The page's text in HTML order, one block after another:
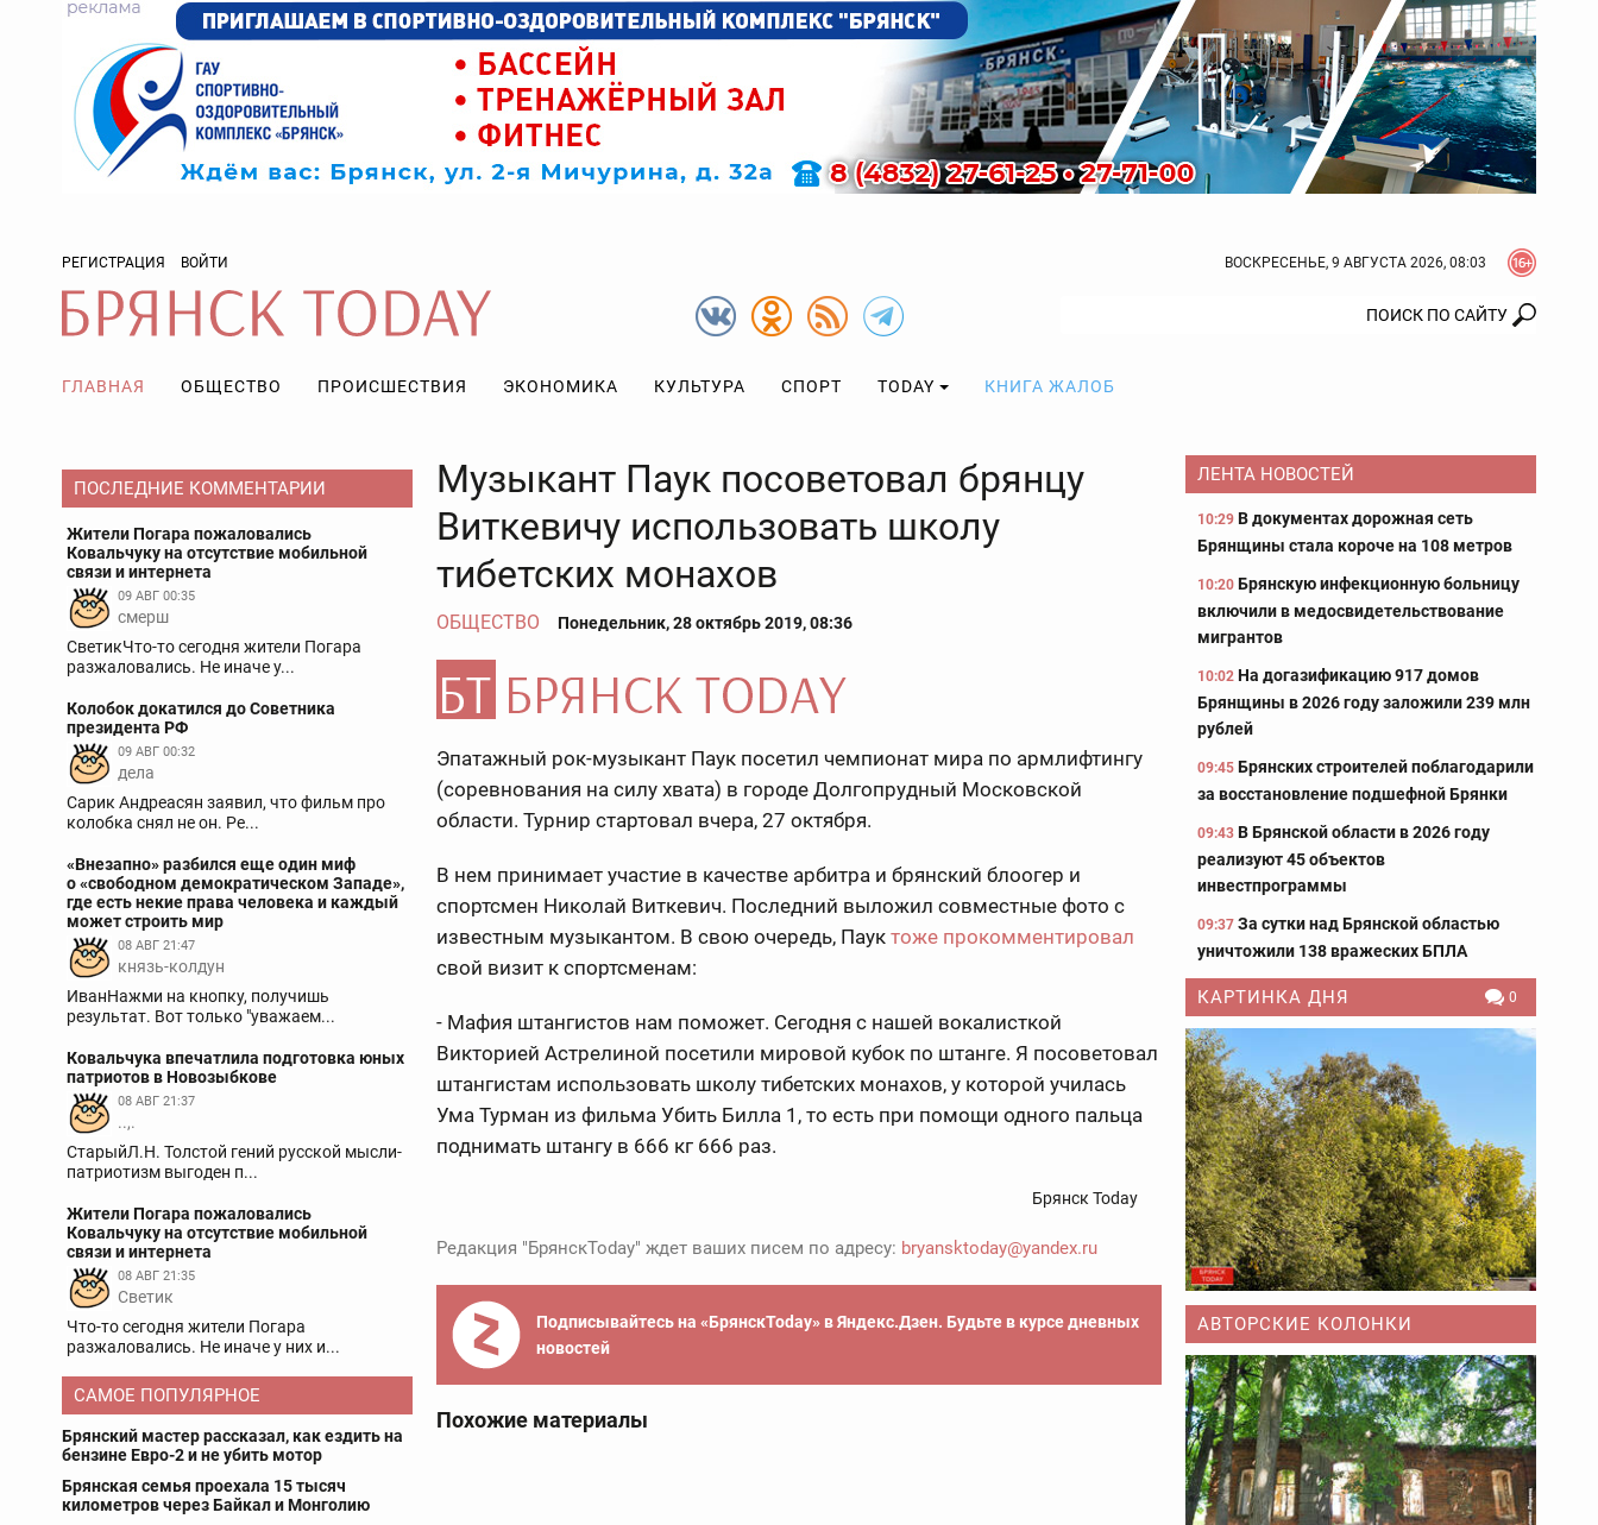
РЕГИСТРАЦИЯ ВОЙТИ ВОСКРЕСЕНЬЕ, 9 АВГУСТА 2026, 08:03
ГЛАВНАЯ ОБЩЕСТВО ПРОИСШЕСТВИЯ ЭКОНОМИКА КУЛЬТУРА СПОРТ TODAY КНИГА ЖАЛОБ
ПОСЛЕДНИЕ КОММЕНТАРИИ
Жители Погара пожаловались
Ковальчуку на отсутствие мобильной
связи и интернета
09 АВГ 00:35
смерш
СветикЧто-то сегодня жители Погара
разжаловались. Не иначе у...
Колобок докатился до Советника
президента РФ
09 АВГ 00:32
дела
Сарик Андреасян заявил, что фильм про
колобка снял не он. Ре...
«Внезапно» разбился еще один миф
о «свободном демократическом Западе»,
где есть некие права человека и каждый
может строить мир
08 АВГ 21:47
князь-колдун
ИванНажми на кнопку, получишь
результат. Вот только "уважаем...
Ковальчука впечатлила подготовка юных
патриотов в Новозыбкове
08 АВГ 21:37
..,.
СтарыйЛ.Н. Толстой гений русской мысли-
патриотизм выгоден п...
Жители Погара пожаловались
Ковальчуку на отсутствие мобильной
связи и интернета
08 АВГ 21:35
Светик
Что-то сегодня жители Погара
разжаловались. Не иначе у них и...
САМОЕ ПОПУЛЯРНОЕ
Брянский мастер рассказал, как ездить на
бензине Евро-2 и не убить мотор
Брянская семья проехала 15 тысяч
километров через Байкал и Монголию
Музыкант Паук посоветовал брянцу
Виткевичу использовать школу
тибетских монахов
ОБЩЕСТВО Понедельник, 28 октябрь 2019, 08:36
Эпатажный рок-музыкант Паук посетил чемпионат мира по армлифтингу
(соревнования на силу хвата) в городе Долгопрудный Московской
области. Турнир стартовал вчера, 27 октября.
В нем принимает участие в качестве арбитра и брянский блоогер и
спортсмен Николай Виткевич. Последний выложил совместные фото с
известным музыкантом. В свою очередь, Паук тоже прокомментировал
свой визит к спортсменам:
- Мафия штангистов нам поможет. Сегодня с нашей вокалисткой
Викторией Астрелиной посетили мировой кубок по штанге. Я посоветовал
штангистам использовать школу тибетских монахов, у которой училась
Ума Турман из фильма Убить Билла 1, то есть при помощи одного пальца
поднимать штангу в 666 кг 666 раз.
Брянск Today
Редакция "БрянскToday" ждет ваших писем по адресу: bryansktoday@yandex.ru
Подписывайтесь на «БрянскToday» в Яндекс.Дзен. Будьте в курсе дневных
новостей
Похожие материалы
ЛЕНТА НОВОСТЕЙ
10:29 В документах дорожная сеть
Брянщины стала короче на 108 метров
10:20 Брянскую инфекционную больницу
включили в медосвидетельствование
мигрантов
10:02 На догазификацию 917 домов
Брянщины в 2026 году заложили 239 млн
рублей
09:45 Брянских строителей поблагодарили
за восстановление подшефной Брянки
09:43 В Брянской области в 2026 году
реализуют 45 объектов
инвестпрограммы
09:37 За сутки над Брянской областью
уничтожили 138 вражеских БПЛА
КАРТИНКА ДНЯ 0
АВТОРСКИЕ КОЛОНКИ